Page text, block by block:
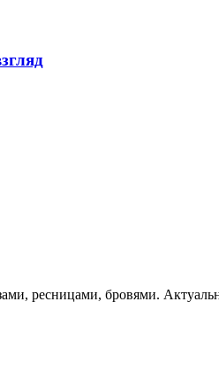
ресницами, бровями.